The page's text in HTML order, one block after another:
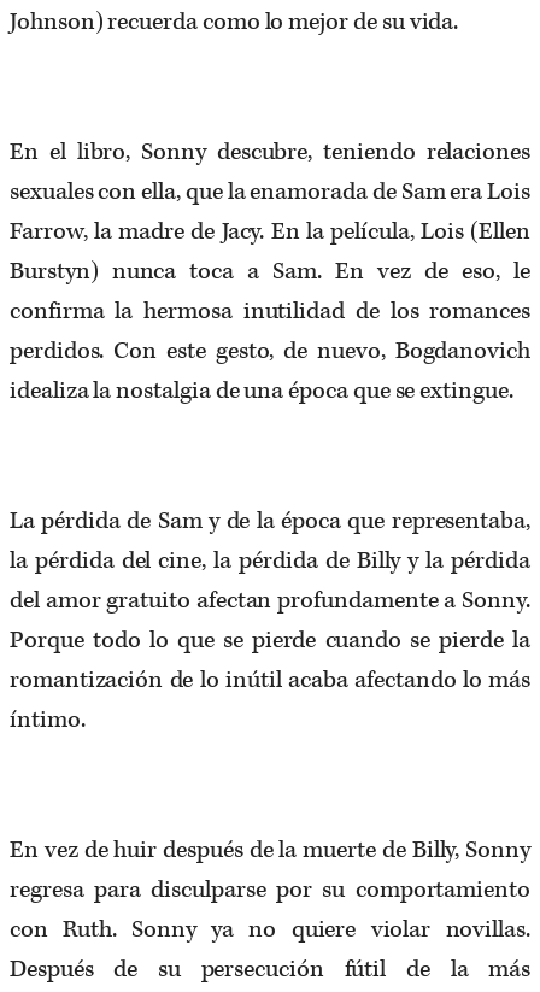
Johnson) recuerda como lo mejor de su vida.
En el libro, Sonny descubre, teniendo relaciones
sexuales con ella, que la enamorada de Sam era Lois
Farrow, la madre de Jacy. En la película, Lois (Ellen
Burstyn) nunca toca a Sam. En vez de eso, le
confirma la hermosa inutilidad de los romances
perdidos. Con este gesto, de nuevo, Bogdanovich
idealiza la nostalgia de una época que se extingue.
La pérdida de Sam y de la época que representaba,
la pérdida del cine, la pérdida de Billy y la pérdida
del amor gratuito afectan profundamente a Sonny.
Porque todo lo que se pierde cuando se pierde la
romantización de lo inútil acaba afectando lo más
íntimo.
En vez de huir después de la muerte de Billy, Sonny
regresa para disculparse por su comportamiento
con Ruth. Sonny ya no quiere violar novillas.
Después de su persecución fútil de la más